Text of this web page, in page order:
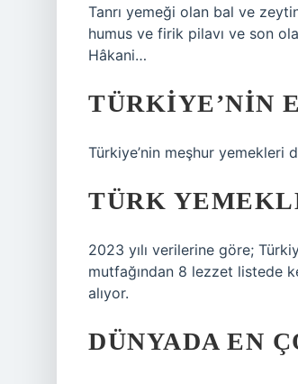
Tanrı yemeği olan bal ve
humus ve firik pilavı ve son
Hâkani…
TÜRKIYE’NIN
Türkiye’nin meşhur yemekleri
TÜRK
2023 yılı verilerine göre;
mutfağından 8 lezzet listede
alıyor.
DÜNYADA EN